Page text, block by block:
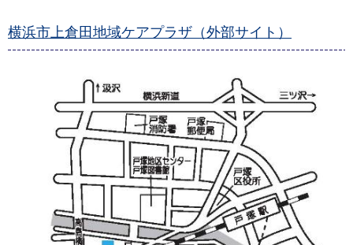
横浜市上倉田地域ケアプラザ（外部サイト）